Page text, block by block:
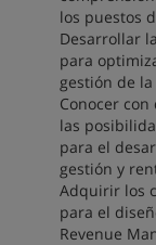
los puestos
Desarrollar
para
gestión de
Conocer
las
para el
gestión y
Adquirir los
para el
Revenue